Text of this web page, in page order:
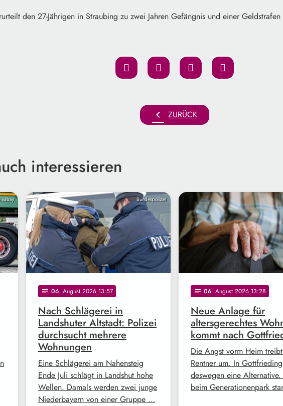
den 27-Jährigen in Straubing zu zwei Jahren Gefängnis und einer
chevron_left ZURÜCK
interessieren
Bundespolizei
notes 06. August 2026 13:57
Nach Schlägerei in
Landshuter Altstadt: Polizei
durchsucht mehrere
Wohnungen
Eine Schlägerei am Nahensteig
Ende Juli schlägt in Landshut hohe
Wellen. Damals werden zwei junge
Niederbayern von einer Gruppe …
notes 06. August 2026 13:28
Neue Anlage für
altersgerechtes
kommt nach
Die Angst vorm Heim
Rentner um. In
deswegen eine
beim Generationenpark